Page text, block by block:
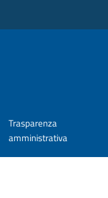
Trasparenza
amministrativa